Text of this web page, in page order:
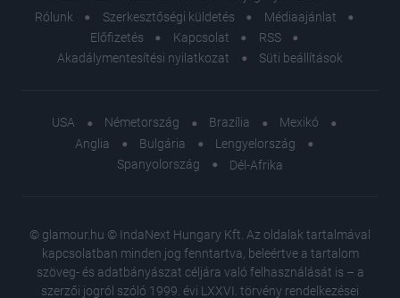
Rólunk
Szerkesztőségi küldetés
Médiaajánlat
Előfizetés
Kapcsolat
RSS
Akadálymentesítési nyilatkozat
Süti beállítások
USA Németország Brazília
Mexikó
Anglia
Bulgária
Lengyelország
Spanyolország
Dél-Afrika
© glamour.hu © IndaNext Hungary Kft. Az oldalak tartalmával
kapcsolatban minden jog fenntartva, beleértve a tartalom
szöveg- és adatbányászat céljára való felhasználását is – a
szerzői jogról szóló 1999. évi LXXVI. törvény rendelkezései